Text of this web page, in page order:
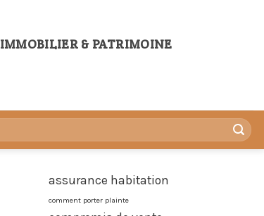
IMMOBILIER & PATRIMOINE
assurance habitation
comment porter plainte